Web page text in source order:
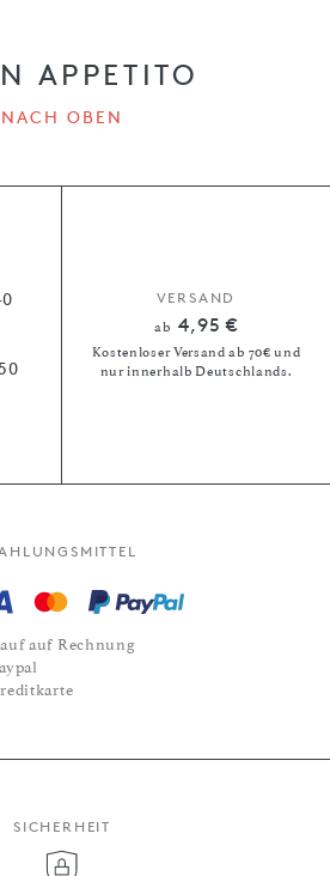
APPETITO
NACH OBEN
VERSAND
ab 4,95 €
Kostenloser Versand ab 70€ und
nur innerhalb Deutschlands.
auf Rechnung
SICHERHEIT